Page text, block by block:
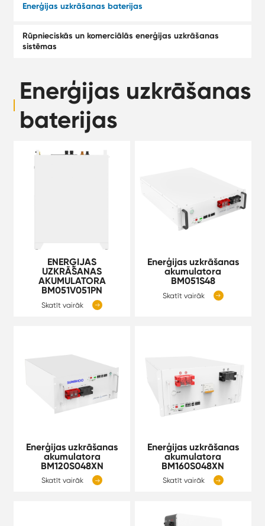
Enerģijas uzkrāšanas baterijas
Rūpnieciskās un komerciālās enerģijas uzkrāšanas
sistēmas
Enerģijas uzkrāšanas
baterijas
ENERĢIJAS
UZKRĀŠANAS
AKUMULATORA
BM051V051PN
Skatīt vairāk 
Enerģijas uzkrāšanas
akumulatora
BM051S48
Skatīt vairāk 
Enerģijas uzkrāšanas
akumulatora
BM120S048XN
Skatīt vairāk 
Enerģijas uzkrāšanas
akumulatora
BM160S048XN
Skatīt vairāk 